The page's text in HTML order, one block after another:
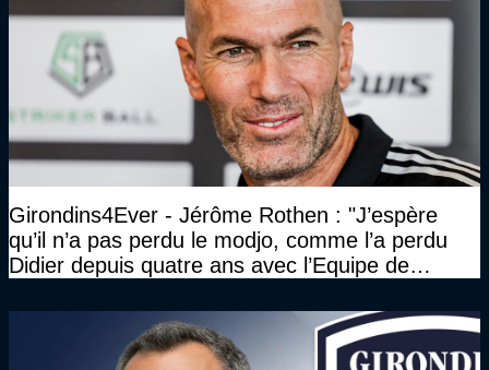
Girondins4Ever - Jérôme Rothen : "J’espère
qu’il n’a pas perdu le modjo, comme l’a perdu
Didier depuis quatre ans avec l’Equipe de